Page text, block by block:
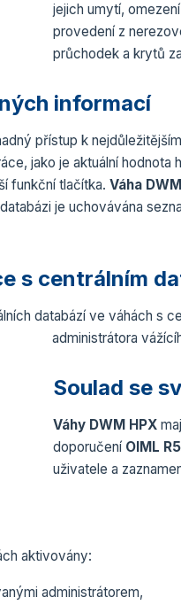
jejich umytí,
provedení z
průchodek a krytů
informací
přístup k
jako je aktuální hodnota
funkční tlačítka. Váha
je uchovávána
s centrálním
databází ve váhách s
administrátora
Soulad se
Váhy DWM HPX
doporučení OIML
uživatele a
aktivovány:
administrátorem,